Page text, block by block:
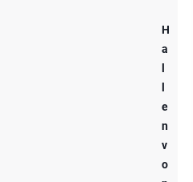
H
a
e
n
v
o